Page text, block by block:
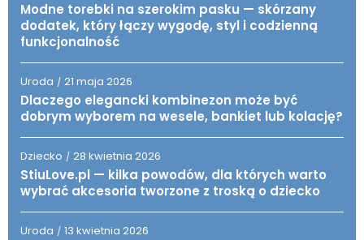
Modne torebki na szerokim pasku — skórzany
dodatek, który łączy wygodę, styl i codzienną
funkcjonalność
Uroda / 21 maja 2026
Dlaczego elegancki kombinezon może być
dobrym wyborem na wesele, bankiet lub kolację?
Dziecko / 28 kwietnia 2026
StiuLove.pl — kilka powodów, dla których warto
wybrać akcesoria tworzone z troską o dziecko
Uroda / 13 kwietnia 2026